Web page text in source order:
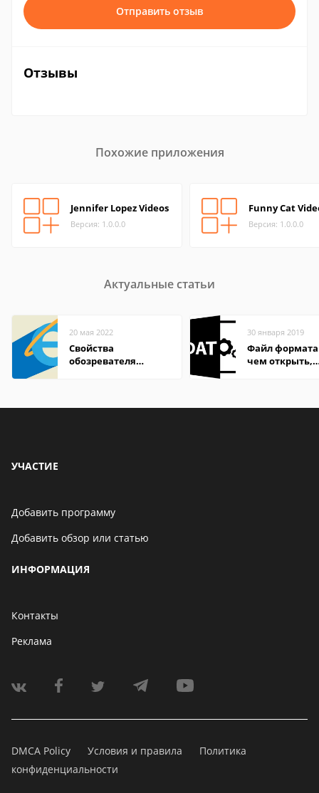
Отправить отзыв
Отзывы
Похожие приложения
Jennifer Lopez Videos
Версия: 1.0.0.0
Funny Cat
Версия: 1.0.0.0
Актуальные статьи
20 мая 2022
Свойства
обозревателя
30 января 2019
Файл формата
чем открыть,
УЧАСТИЕ
Добавить программу
Добавить обзор или статью
ИНФОРМАЦИЯ
Контакты
Реклама
DMCA Policy Условия и правила
Политика
конфиденциальности